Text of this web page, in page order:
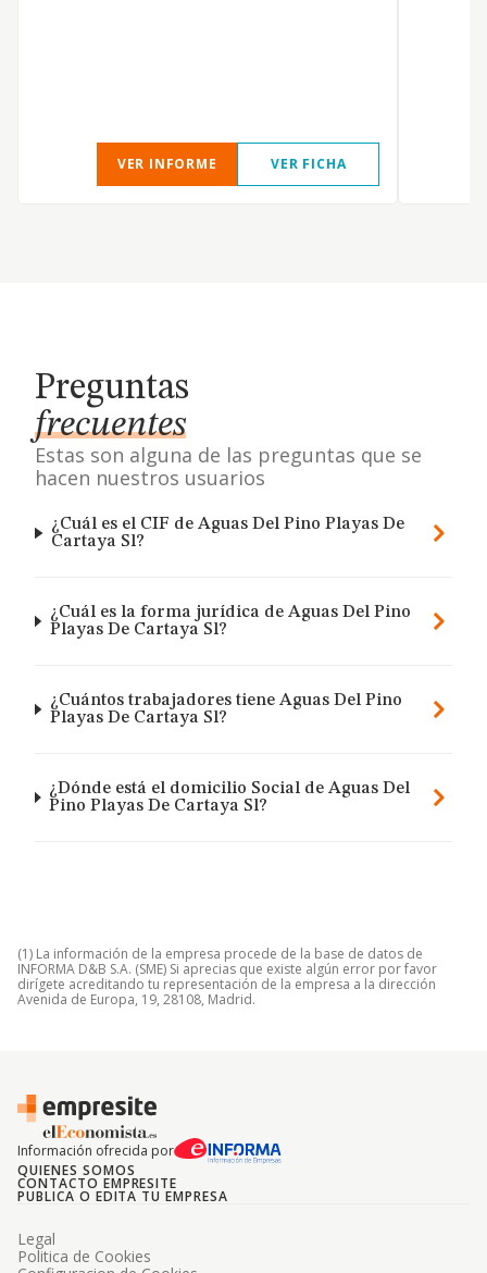
VER INFORME VER FICHA
Preguntas
frecuentes
Estas son alguna de las preguntas que se
hacen nuestros usuarios
¿Cuál es el CIF de Aguas Del Pino Playas De
Cartaya Sl?
¿Cuál es la forma jurídica de Aguas Del Pino
Playas De Cartaya Sl?
¿Cuántos trabajadores tiene Aguas Del Pino
Playas De Cartaya Sl?
¿Dónde está el domicilio Social de Aguas Del
Pino Playas De Cartaya Sl?
(1) La información de la empresa procede de la base de datos de
INFORMA D&B S.A. (SME) Si aprecias que existe algún error por favor
dirígete acreditando tu representación de la empresa a la dirección
Avenida de Europa, 19, 28108, Madrid.
Información ofrecida por
QUIENES SOMOS
CONTACTO EMPRESITE
PUBLICA O EDITA TU EMPRESA
Legal
Politica de Cookies